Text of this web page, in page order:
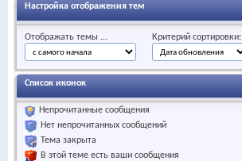
Настройка отображения тем
Отображать темы ... Критерий сортировки:
Список иконок
Непрочитанные сообщения
Нет непрочитанных сообщений
Тема закрыта
В этой теме есть ваши сообщения